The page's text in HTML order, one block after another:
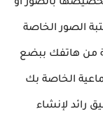
بالصور أو
الصور الخاصة
من هاتفك ببضع
الخاصة بك
رائد لإنشاء